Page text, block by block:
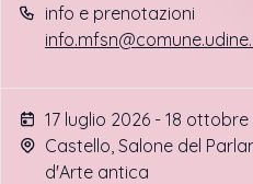
info e prenotazioni
17 luglio 2026 - 18 ottobre
Castello, Salone del
d'Arte antica